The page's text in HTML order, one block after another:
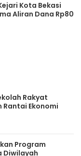
Kota Bekasi
Aliran Dana Rp80
Rakyat
Ekonomi
Program
Diwilayah